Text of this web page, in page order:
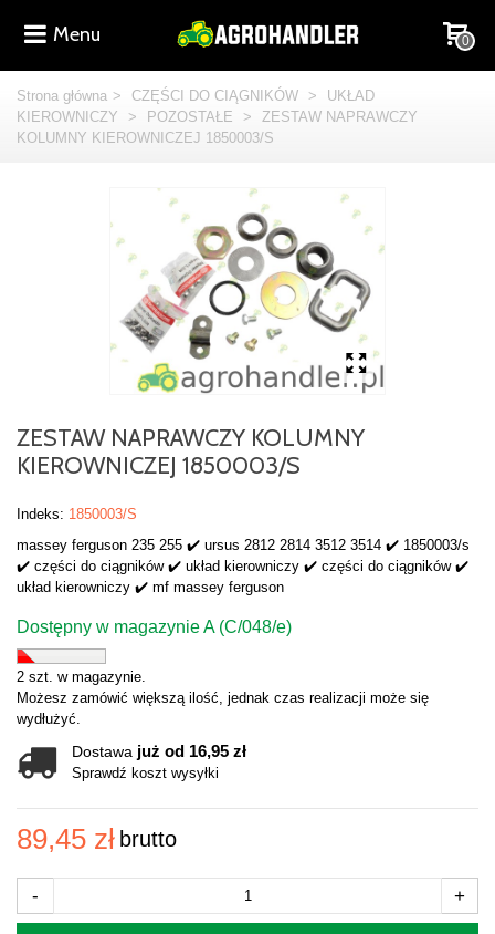
Menu 0
Strona główna > CZĘŚCI DO CIĄGNIKÓW >
UKŁAD
KIEROWNICZY
> POZOSTAŁE >
ZESTAW NAPRAWCZY
KOLUMNY KIEROWNICZEJ 1850003/S
ZESTAW NAPRAWCZY KOLUMNY
KIEROWNICZEJ 1850003/S
Indeks: 1850003/S
massey ferguson 235 255 ✔️ ursus 2812 2814 3512 3514 ✔️ 1850003/s
✔️ części do ciągników ✔️ układ kierowniczy ✔️ części do ciągników ✔️
układ kierowniczy ✔️ mf massey ferguson
Dostępny w magazynie A (C/048/e)
2 szt. w magazynie.
Możesz zamówić większą ilość, jednak czas realizacji może się
wydłużyć.
Dostawa już od 16,95 zł
Sprawdź koszt wysyłki
89,45 zł brutto
- +